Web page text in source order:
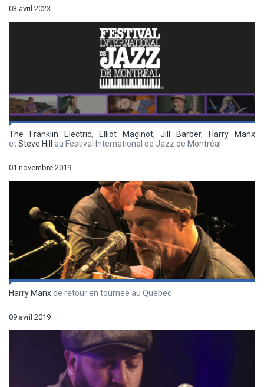
03 avril 2023
The Franklin Electric, Elliot Maginot,Jill Barber,
Harry Manx
etSteve Hill au Festival International de Jazz de Montréal
01 novembre 2019
Harry Manxde retour en tournée au Québec
09 avril 2019